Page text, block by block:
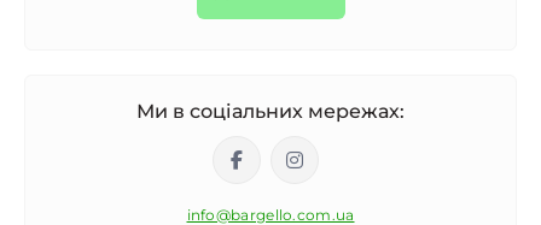
Ми в соціальних мережах:
info@bargello.com.ua